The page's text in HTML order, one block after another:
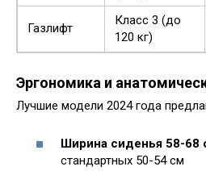
Газлифт
Класс 3 (до
120 кг)
Эргономика и
Лучшие модели 2024 года
Ширина сиденья 58-68
стандартных 50-54 см